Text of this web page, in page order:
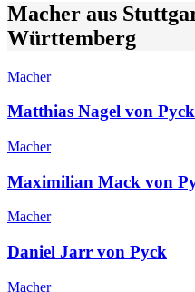
Macher aus
Württemberg
Macher
Matthias Nagel von Pyck
Macher
Maximilian Mack von
Macher
Daniel Jarr von Pyck
Macher